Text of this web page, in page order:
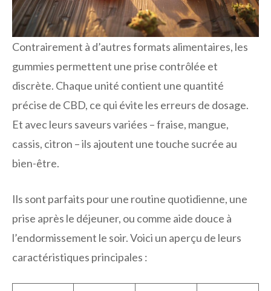
Contrairement à d’autres formats alimentaires, les
gummies permettent une prise contrôlée et
discrète. Chaque unité contient une quantité
précise de CBD, ce qui évite les erreurs de dosage.
Et avec leurs saveurs variées – fraise, mangue,
cassis, citron – ils ajoutent une touche sucrée au
bien-être.
Ils sont parfaits pour une routine quotidienne, une
prise après le déjeuner, ou comme aide douce à
l’endormissement le soir. Voici un aperçu de leurs
caractéristiques principales :